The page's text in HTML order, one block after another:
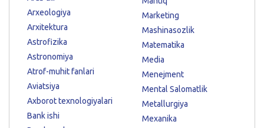
Arxeologiya
Arxitektura
Astrofizika
Astronomiya
Atrof-muhit fanlari
Aviatsiya
Axborot texnologiyalari
Bank ishi
Marketing
Mashinasozlik
Matematika
Media
Menejment
Mental Salomatlik
Metallurgiya
Mexanika